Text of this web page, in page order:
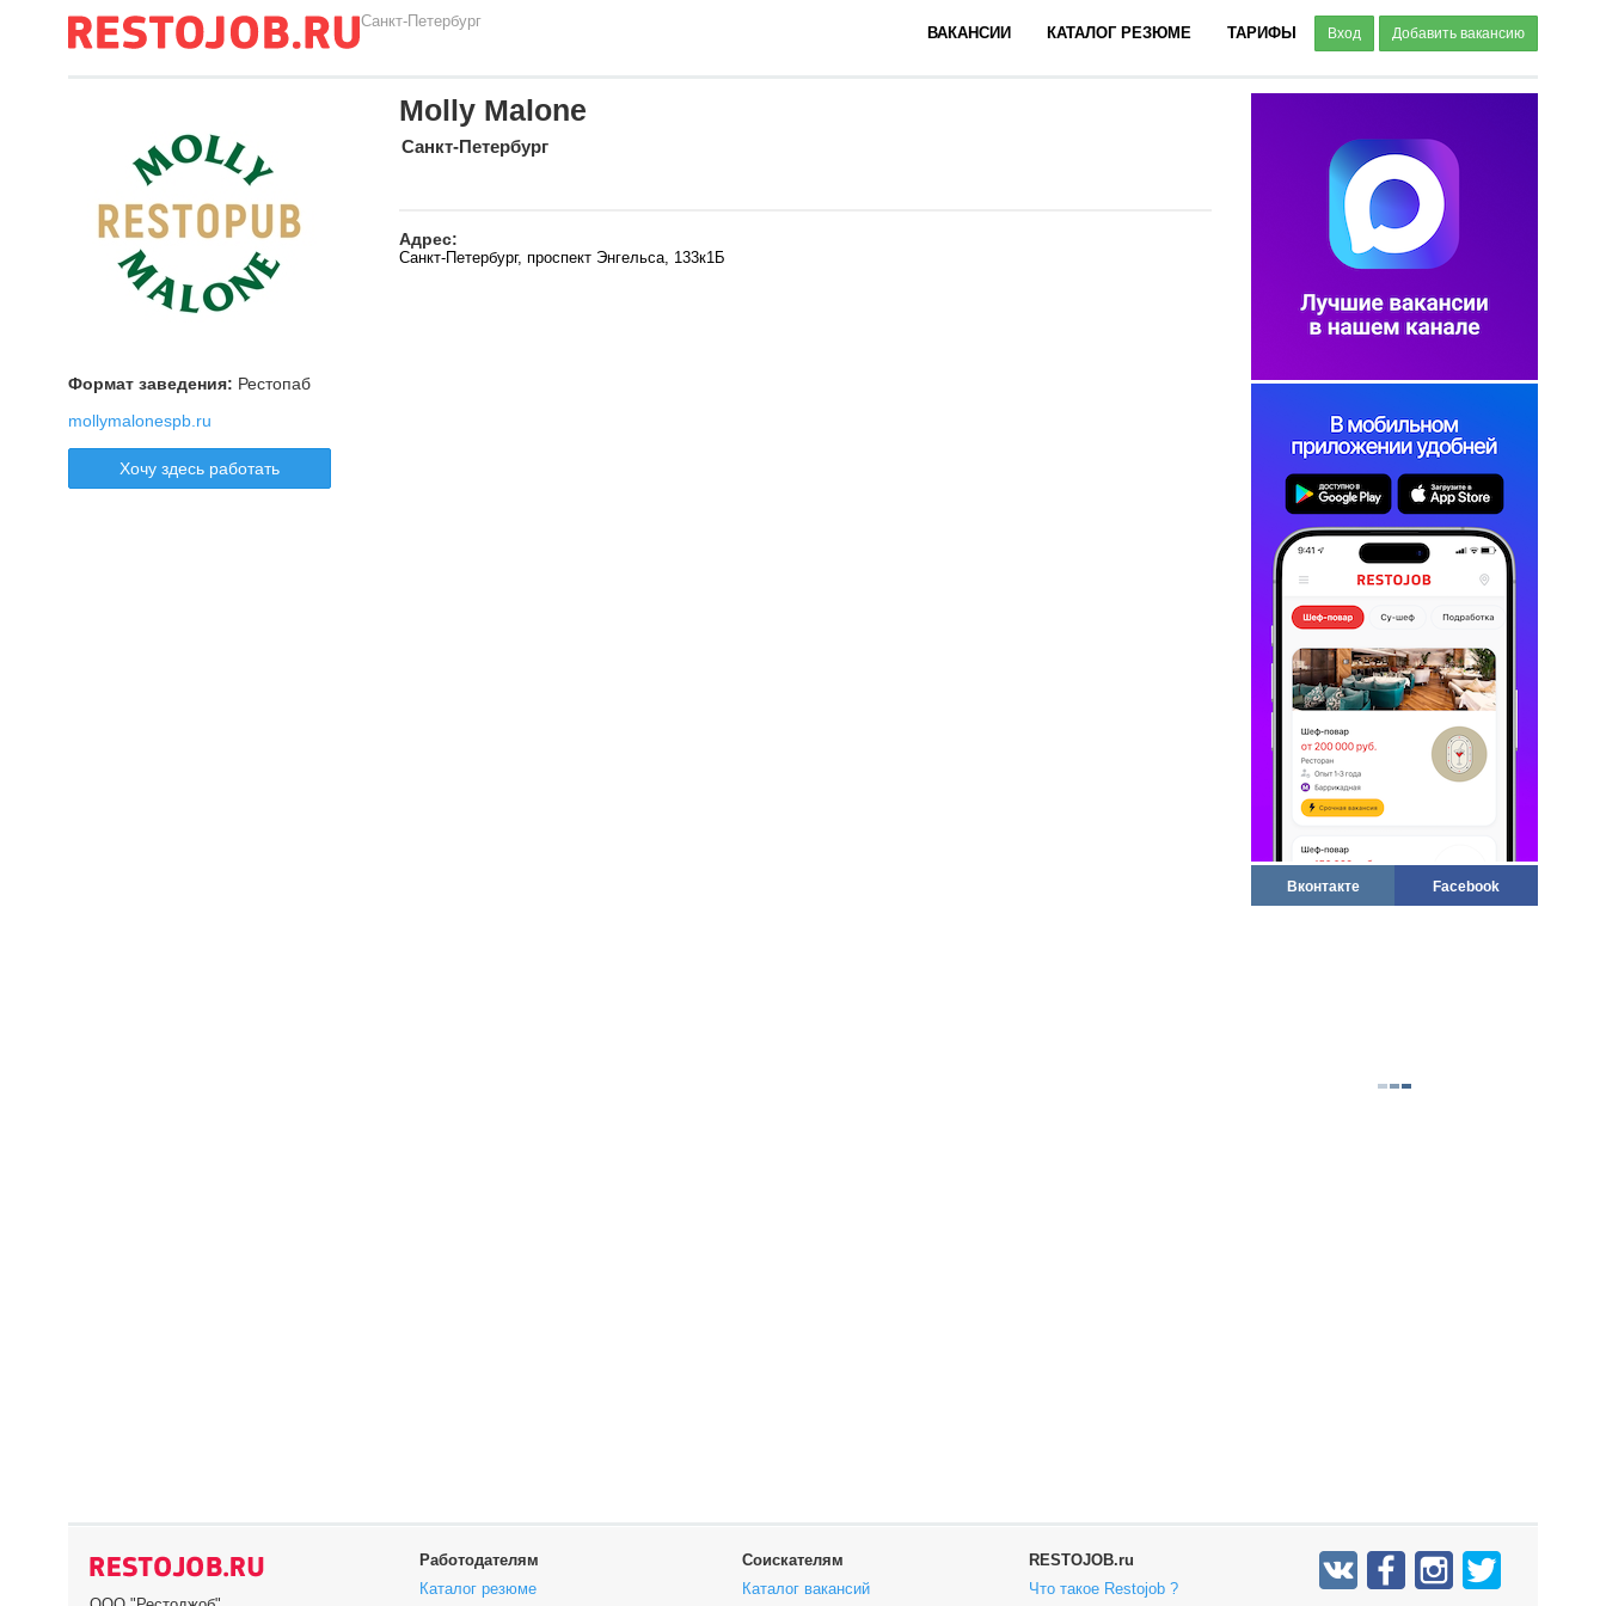
Санкт-Петербург
ВАКАНСИИ КАТАЛОГ РЕЗЮМЕ ТАРИФЫ Вход Добавить вакансию
Вконтакте Facebook
Molly Malone
Санкт-Петербург
Адрес:
Санкт-Петербург, проспект Энгельса, 133к1Б
Формат заведения: Рестопаб
mollymalonespb.ru
Хочу здесь работать
Работодателям
Каталог резюме
Соискателям
Каталог вакансий
RESTOJOB.ru
Что такое Restojob ?